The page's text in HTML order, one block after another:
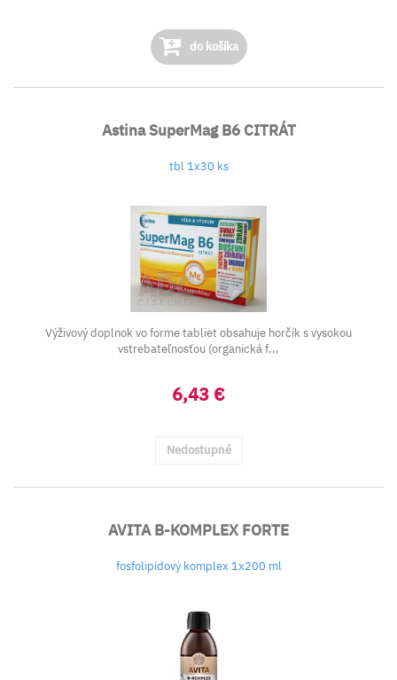
do košíka
Astina SuperMag B6 CITRÁT
tbl 1x30 ks
Výživový doplnok vo forme tabliet obsahuje horčík s vysokou
vstrebateľnosťou (organická f...
6,43 €
Nedostupné
AVITA B-KOMPLEX FORTE
fosfolipidový komplex 1x200 ml